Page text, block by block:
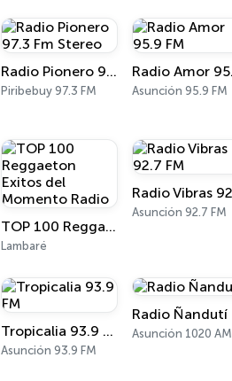
Radio Pionero 97.3 Fm Stereo
Piribebuy 97.3 FM Asunción 95.9 FM
TOP 100 Reggaeton Exitos del Momento Radio
Lambaré
Asunción 92.7 FM
Tropicalia 93.9 FM
Asunción 93.9 FM
Radio Ñandutí
Asunción 1020 AM